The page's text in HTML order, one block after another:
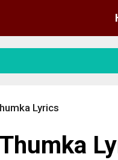
Lyrics